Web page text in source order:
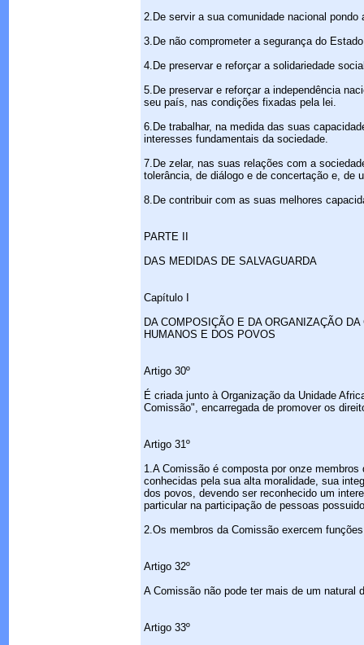
2.De servir a sua comunidade nacional
3.De não comprometer a segurança do
4.De preservar e reforçar a solidariedade
5.De preservar e reforçar a independência
seu país, nas condições fixadas pela lei.
6.De trabalhar, na medida das suas
interesses fundamentais da sociedade.
7.De zelar, nas suas relações com a
tolerância, de diálogo e de concertação e, de
8.De contribuir com as suas melhores
PARTE II
DAS MEDIDAS DE SALVAGUARDA
Capítulo I
DA COMPOSIÇÃO E DA ORGANIZAÇÃO
HUMANOS E DOS POVOS
Artigo 30º
É criada junto à Organização da Unidade
Comissão", encarregada de promover os
Artigo 31º
1.A Comissão é composta por onze
conhecidas pela sua alta moralidade, sua
dos povos, devendo ser reconhecido um
particular na participação de pessoas
2.Os membros da Comissão exercem
Artigo 32º
A Comissão não pode ter mais de um natural
Artigo 33º